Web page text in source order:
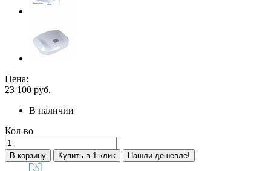
Цена:
23 100 руб.
В наличии
Кол-во
В корзину Купить в 1 клик Нашли дешевле!